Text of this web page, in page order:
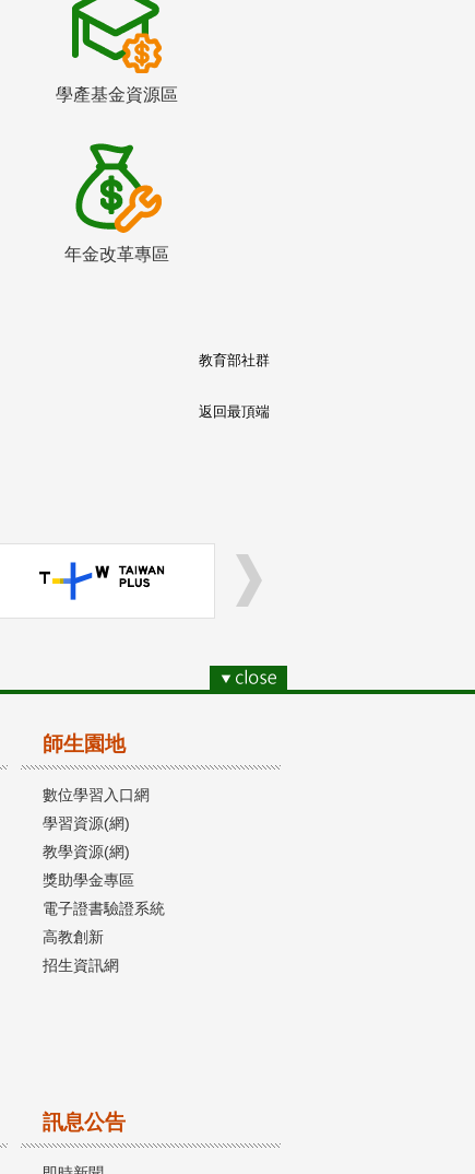
學產基金資源區
年金改革專區
教育部社群
返回最頂端
師生園地
數位學習入口網
學習資源(網)
教學資源(網)
獎助學金專區
電子證書驗證系統
高教創新
招生資訊網
訊息公告